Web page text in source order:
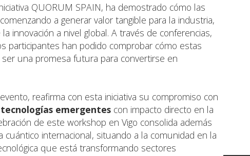
QUORUM SPAIN, ha demostrado cómo las
a generar valor tangible para la industria,
innovación a nivel global. A través de conferencias,
participantes han podido comprobar cómo estas
una promesa futura para convertirse en
reafirma con esta iniciativa su compromiso con
tecnologías emergentes con impacto directo en la
de este workshop en Vigo consolida además
cuántico internacional, situando a la comunidad en la
que está transformando sectores